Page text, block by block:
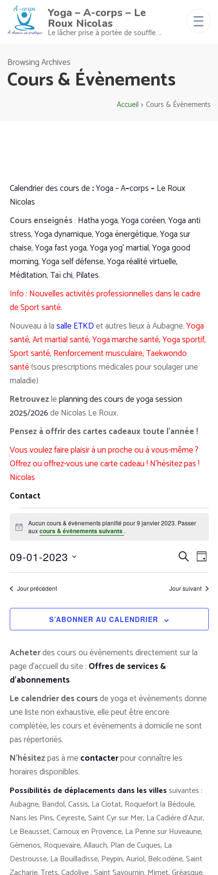
Yoga – A-corps – Le
Roux Nicolas
Le lâcher prise à portée de souffle….
Browsing Archives
Cours & Évènements
Accueil > Cours & Évènements
Calendrierdescoursde:Yoga– A–corps– LeRoux
Nicolas
Cours enseignés: Hatha yoga,Yoga coréen,Yoga anti
stress,Yoga dynamique,Yoga énergétique,Yoga sur
chaise,Yoga fast yoga,Yoga yog’ martial,Yoga good
morning,Yoga self défense,Yoga réalité virtuelle,
Méditation,Taï chi, Pilates.
Info : Nouvelles activités professionnelles dans le cadre
de Sport santé.
Nouveau à lasalle ETKDet autres lieux à Aubagne.Yoga
santé, Art martial santé, Yoga marche santé, Yoga sportif,
Sport santé, Renforcement musculaire, Taekwondo
santé(sous prescriptions médicales pour soulager une
maladie)
Retrouvezleplanning des cours de yoga session
2025/2026de Nicolas Le Roux.
Pensez à offrir des cartes cadeaux toute l’année !
Vous voulez faire plaisir à un proche ou à vous-même ?
Offrez ou offrez-vous une carte cadeau ! N’hésitez pas !
Nicolas
Contact
Notice
Aucun cours & évènements planifié pour 9 janvier 2023. Passer
auxcours & évènements suivants .
et
de
vues
&
JOUR
09-01-2023
Sélectionnez
une
date.
Jour précédent Jour suivant
S’ABONNER AU CALENDRIER
Acheterdes cours ou évènements directement sur la
page d’accueil du site : Offres de services &
d’abonnements
Le calendrier des coursde yoga et évènements donne
une liste non exhaustive, elle peut être encore
complétée, les cours et évènements à domicile ne sont
pas répertoriés.
N’hésitezpas à mecontacterpour connaître les
horaires disponibles.
Possibilités de déplacements dans les villessuivantes :
Aubagne, Bandol, Cassis, La Ciotat, Roquefort la Bédoule,
Nans les Pins, Ceyreste, Saint Cyr sur Mer, La Cadière d’Azur,
Le Beausset, Carnoux en Provence, La Penne sur Huveaune,
Gémenos, Roquevaire, Allauch, Plan de Cuques, La
Destrousse, La Bouilladisse, Peypin, Auriol, Belcodène, Saint